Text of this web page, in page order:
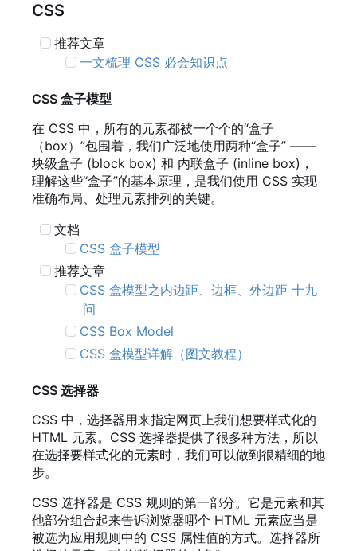
CSS
推荐文章
一文梳理 CSS 必会知识点
CSS 盒子模型
在 CSS 中 ， 所有的元素都被一个个的“盒子
（box） ”包围着 ， 我们广泛地使用两种“盒子” ——
块级盒子 (block box) 和 内联盒子 (inline box)，
理解这些“盒子”的基本原理，是我们使用 CSS 实现
准确布局、处理元素排列的关键。
文档
CSS 盒子模型
推荐文章
CSS 盒模型之内边距、边框、外边距 十九
问
CSS Box Model
CSS 盒模型详解（图文教程）
CSS 选择器
CSS 中，选择器用来指定网页上我们想要样式化的
HTML 元素。CSS 选择器提供了很多种方法，所以
在选择要样式化的元素时，我们可以做到很精细的地
步。
CSS 选择器是 CSS 规则的第一部分。它是元素和其
他部分组合起来告诉浏览器哪个 HTML 元素应当是
被选为应用规则中的 CSS 属性值的方式。选择器所